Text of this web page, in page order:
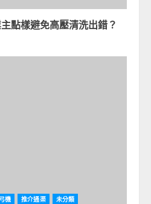
點樣避免高壓清洗出錯？
機 推介通渠 未分類